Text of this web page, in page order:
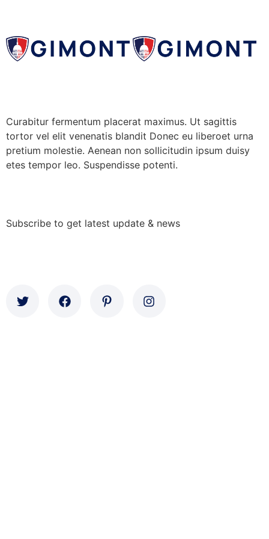
Curabitur fermentum placerat maximus. Ut sagittis
tortor vel elit venenatis blandit Donec eu liberoet urna
pretium molestie. Aenean non sollicitudin ipsum duisy
etes tempor leo. Suspendisse potenti.
Subscribe to get latest update & news